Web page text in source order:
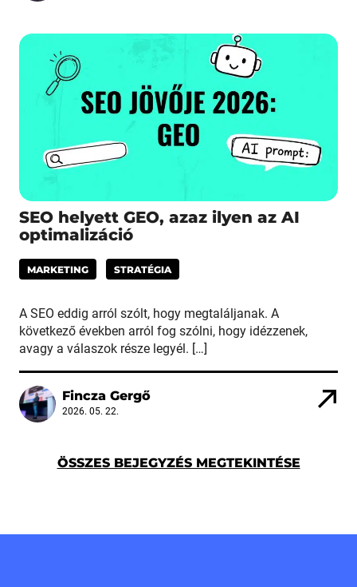
SEO helyett GEO, azaz ilyen az AI
optimalizáció
MARKETING STRATÉGIA
A SEO eddig arról szólt, hogy megtaláljanak. A
következő években arról fog szólni, hogy idézzenek,
avagy a válaszok része legyél. […]
Fincza Gergő
2026. 05. 22.
ÖSSZES BEJEGYZÉS MEGTEKINTÉSE